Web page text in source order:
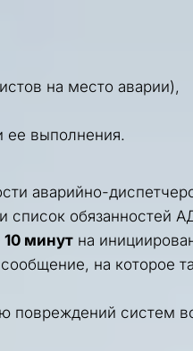
на место аварии),
ее выполнения.
аварийно-
список обязанностей
10 минут на
на которое
повреждений систем